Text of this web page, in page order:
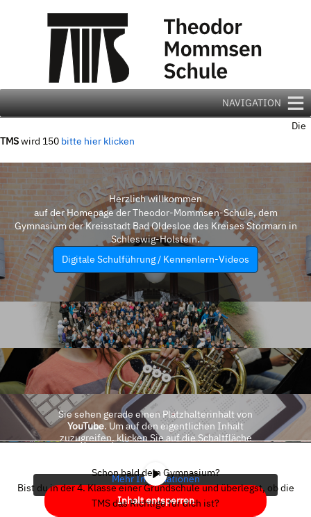
NAVIGATION
Die
TMSwird 150 bitte hier klicken
Herzlich willkommen
auf der Homepage der Theodor-Mommsen-Schule, dem
Gymnasium der Kreisstadt Bad Oldesloe des Kreises Stormarn in
Schleswig-Holstein.
Digitale Schulführung / Kennenlern-Videos
Sie sehen gerade einen Platzhalterinhalt von
YouTube. Um auf den eigentlichen Inhalt
zuzugreifen, klicken Sie auf die Schaltfläche
Mehr Informationen
Inhalt entsperren
Schon bald dein Gymnasium?
Bist du in der 4. Klasse einer Grundschule und überlegst, ob die
TMS das Richtige für dich ist?